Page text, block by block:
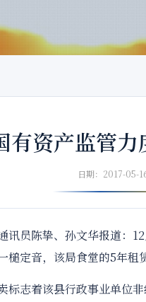
有资产监管
日期：2017-05-
陈挚、孙文华报道：12
槌定音，该局食堂的5年租
志着该县行政事业单位非